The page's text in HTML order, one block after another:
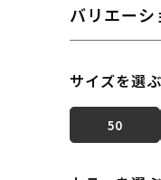
バリエーシ
サイズを選ぶ
50